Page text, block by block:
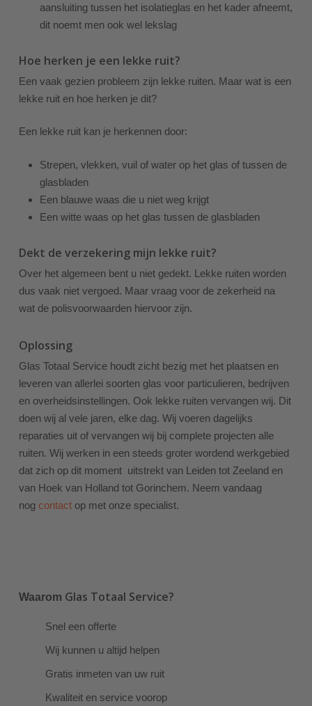
aansluiting tussen het isolatieglas en het kader afneemt,
dit noemt men ook wel lekslag
Hoe herken je een lekke ruit?
Een vaak gezien probleem zijn lekke ruiten. Maar wat is een
lekke ruit en hoe herken je dit?
Een lekke ruit kan je herkennen door:
Strepen, vlekken, vuil of water op het glas of tussen de
glasbladen
Een blauwe waas die u niet weg krijgt
Een witte waas op het glas tussen de glasbladen
Dekt de verzekering mijn lekke ruit?
Over het algemeen bent u niet gedekt. Lekke ruiten worden
dus vaak niet vergoed. Maar vraag voor de zekerheid na
wat de polisvoorwaarden hiervoor zijn.
Oplossing
Glas Totaal Service houdt zicht bezig met het plaatsen en
leveren van allerlei soorten glas voor particulieren, bedrijven
en overheidsinstellingen. Ook lekke ruiten vervangen wij. Dit
doen wij al vele jaren, elke dag. Wij voeren dagelijks
reparaties uit of vervangen wij bij complete projecten alle
ruiten. Wij werken in een steeds groter wordend werkgebied
dat zich op dit moment uitstrekt van Leiden tot Zeeland en
van Hoek van Holland tot Gorinchem. Neem vandaag
nog contactop met onze specialist.
Waarom Glas Totaal Service?
Snel een offerte
Wij kunnen u altijd helpen
Gratis inmeten van uw ruit
Kwaliteit en service voorop